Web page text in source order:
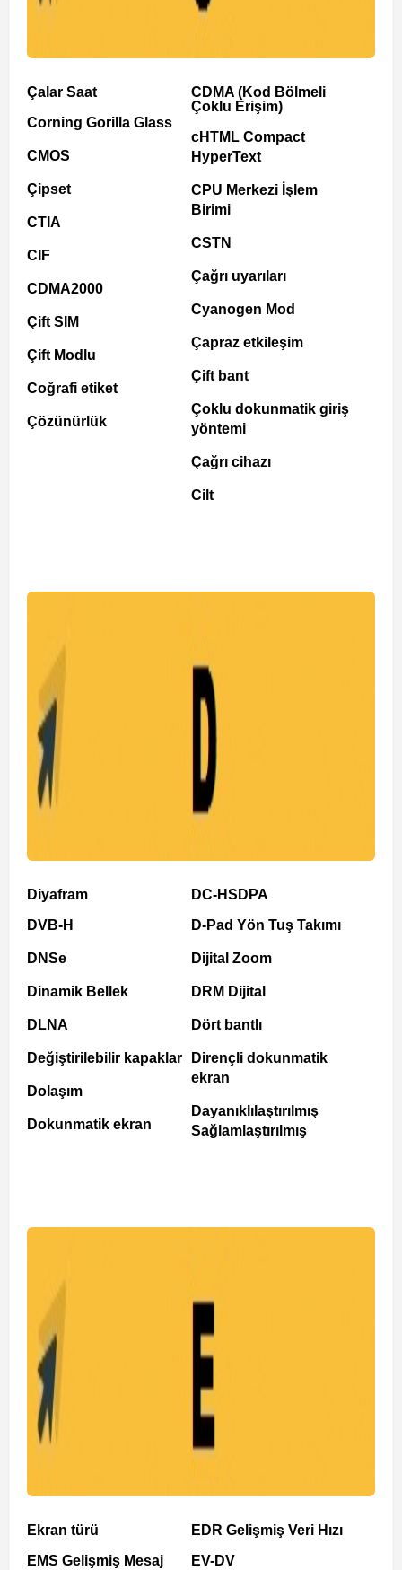
Çalar Saat
Corning Gorilla Glass
CMOS
Çipset
CTIA
CIF
CDMA2000
Çift SIM
Çift Modlu
Coğrafi etiket
Çözünürlük
CDMA (Kod Bölmeli
Çoklu Erişim)
cHTML Compact
HyperText
CPU Merkezi İşlem
Birimi
CSTN
Çağrı uyarıları
Cyanogen Mod
Çapraz etkileşim
Çift bant
Çoklu dokunmatik giriş
yöntemi
Çağrı cihazı
Cilt
Diyafram
DVB-H
DNSe
Dinamik Bellek
DLNA
Değiştirilebilir kapaklar
Dolaşım
Dokunmatik ekran
DC-HSDPA
D-Pad Yön Tuş Takımı
Dijital Zoom
DRM Dijital
Dört bantlı
Dirençli dokunmatik
ekran
Dayanıklılaştırılmış
Sağlamlaştırılmış
Ekran türü
EMS Gelişmiş Mesaj
EDR Gelişmiş Veri Hızı
EV-DV